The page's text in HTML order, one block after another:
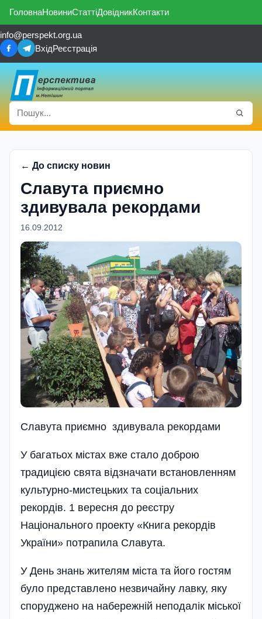
ГоловнаНовиниСтаттіДовідникКонтакти
info@perspekt.org.ua
ВхідРеєстрація
← До списку новин
Славута приємно
здивувала рекордами
16.09.2012
Славута приємно здивувала рекордами
У багатьох містах вже стало доброю
традицією свята відзначати встановленням
культурно-мистецьких та соціальних
рекордів. 1 вересня до реєстру
Національного проекту «Книга рекордів
України» потрапила Славута.
У День знань жителям міста та його гостям
було представлено незвичайну лавку, яку
спору­джено на набережній неподалік міської